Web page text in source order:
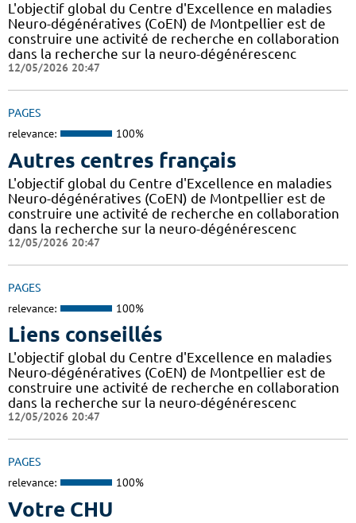
L'objectif global du Centre d'Excellence en maladies
Neuro-dégénératives (CoEN) de Montpellier est de
construire une activité de recherche en collaboration
dans la recherche sur la neuro-dégénérescenc
12/05/2026 20:47
PAGES
relevance: 100%
Autres centres français
L'objectif global du Centre d'Excellence en maladies
Neuro-dégénératives (CoEN) de Montpellier est de
construire une activité de recherche en collaboration
dans la recherche sur la neuro-dégénérescenc
12/05/2026 20:47
PAGES
relevance: 100%
Liens conseillés
L'objectif global du Centre d'Excellence en maladies
Neuro-dégénératives (CoEN) de Montpellier est de
construire une activité de recherche en collaboration
dans la recherche sur la neuro-dégénérescenc
12/05/2026 20:47
PAGES
relevance: 100%
Votre CHU